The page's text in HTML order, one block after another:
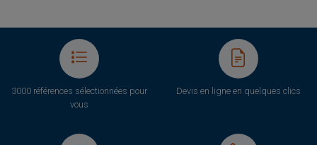
3000 références sélectionnées pour
vous
Devis en ligne en quelques clics